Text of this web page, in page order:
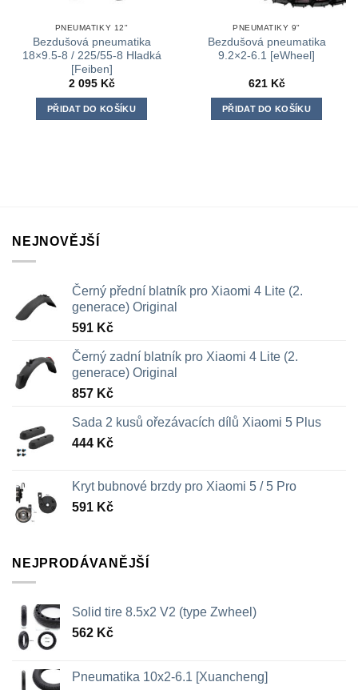
PNEUMATIKY 12"
Bezdušová pneumatika
18×9.5-8 / 225/55-8 Hladká
[Feiben]
2 095 Kč
PŘIDAT DO KOŠÍKU
PNEUMATIKY 9"
Bezdušová pneumatika
9.2×2-6.1 [eWheel]
621 Kč
PŘIDAT DO KOŠÍKU
NEJNOVĚJŠÍ
Černý přední blatník pro Xiaomi 4 Lite (2.
generace) Original
591 Kč
Černý zadní blatník pro Xiaomi 4 Lite (2.
generace) Original
857 Kč
Sada 2 kusů ořezávacích dílů Xiaomi 5 Plus
444 Kč
Kryt bubnové brzdy pro Xiaomi 5 / 5 Pro
591 Kč
NEJPRODÁVANĚJŠÍ
Solid tire 8.5x2 V2 (type Zwheel)
562 Kč
Pneumatika 10x2-6.1 [Xuancheng]